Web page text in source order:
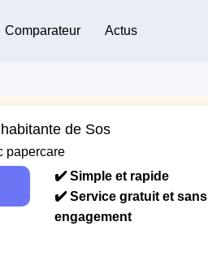
Comparateur Actus
de Sos
papercare
✔️ Simple et rapide
✔️ Service gratuit et sans
engagement